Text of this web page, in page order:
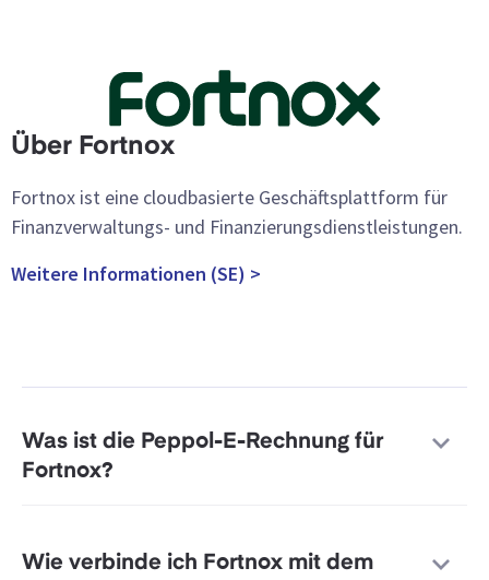
Über Fortnox
Fortnox ist eine cloudbasierte Geschäftsplattform für
Finanzverwaltungs- und Finanzierungsdienstleistungen.
Weitere Informationen (SE) >
Was ist die Peppol-E-Rechnung für
Fortnox?
Wie verbinde ich Fortnox mit dem